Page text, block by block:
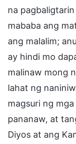
na
mababa ang
ang malalim;
ay hindi mo
malinaw mong
lahat ng
magsuri ng
pananaw, at
Diyos at ang